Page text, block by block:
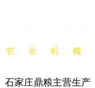
石家庄鼎粮主营生产